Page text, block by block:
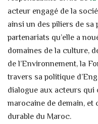
acteur engagé de la
ainsi un des piliers de sa
partenariats qu’elle a
domaines de la culture,
de l’Environnement, la
travers sa politique
dialogue aux acteurs
marocaine de demain,
durable du Maroc.